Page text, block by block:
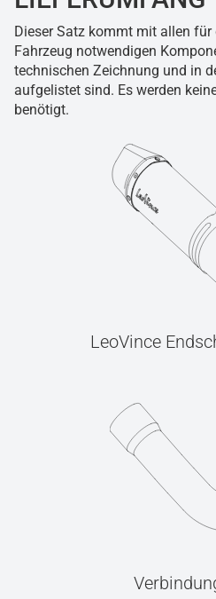
Dieser Satz kommt mit allen
Fahrzeug notwendigen
technischen Zeichnung und in
aufgelistet sind. Es werden
benötigt.
LeoVince